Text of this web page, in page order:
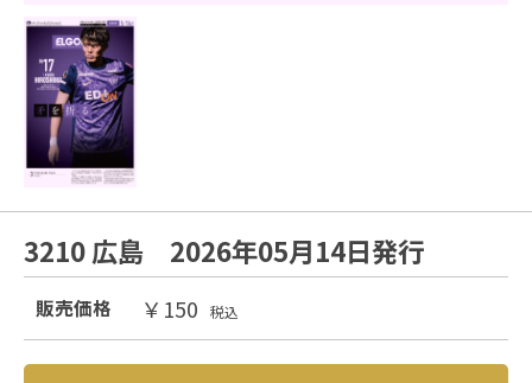
3210 広島 2026年05月14日発行
販売価格 ￥150 税込